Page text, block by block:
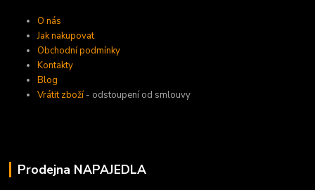
O nás
Jak nakupovat
Obchodní podmínky
Kontakty
Blog
Vrátit zboží- odstoupení od smlouvy
Prodejna NAPAJEDLA